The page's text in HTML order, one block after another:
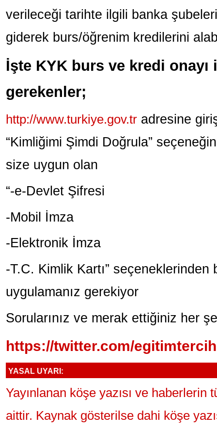
verileceği tarihte ilgili banka
giderek burs/öğrenim kredilerini
İşte KYK burs ve kredi onayı
gerekenler;
http://www.turkiye.gov.tr adresine
“Kimliğimi Şimdi Doğrula”
size uygun olan
“-e-Devlet Şifresi
-Mobil İmza
-Elektronik İmza
-T.C. Kimlik Kartı” seçeneklerinden
uygulamanız gerekiyor
Sorularınız ve merak ettiğiniz her
https://twitter.com/
YASAL UYARI:
Yayınlanan köşe yazısı ve haberlerin
aittir. Kaynak gösterilse dahi köşe